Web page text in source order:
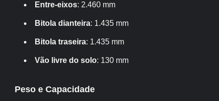
Entre-eixos: 2.460 mm
Bitola dianteira: 1.435 mm
Bitola traseira: 1.435 mm
Vão livre do solo: 130 mm
Peso e Capacidade